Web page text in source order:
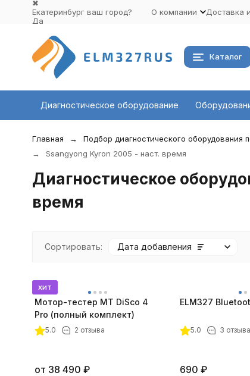
✖
Екатеринбург ваш город?
Да
О компании Доставка
Каталог
Диагностическое оборудование
Главная Подбор диагностического оборудования
Ssangyong Kyron 2005 - наст. время
Диагностическое
время
Сортировать: Дата добавления
хит
Мотор-тестер MT DiSco 4
Pro (полный комплект)
5.0 2 отзыва
от 38 490 ₽
ELM327
5.0 3 отзыва
690 ₽